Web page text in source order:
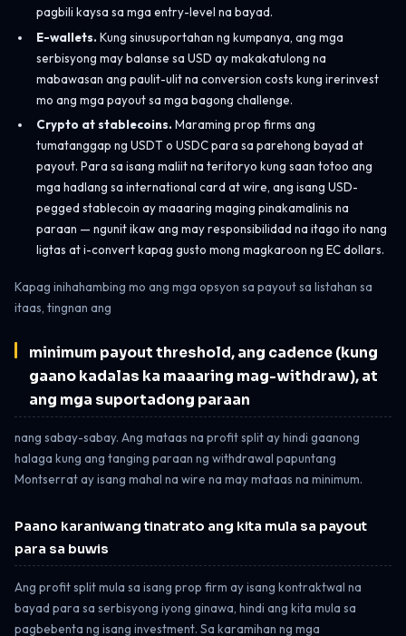
pagbili kaysa sa mga entry-level na bayad.
E-wallets. Kung sinusuportahan ng kumpanya, ang mga
serbisyong may balanse sa USD ay makakatulong na
mabawasan ang paulit-ulit na conversion costs kung irerinvest
mo ang mga payout sa mga bagong challenge.
Crypto at stablecoins. Maraming prop firms ang
tumatanggap ng USDT o USDC para sa parehong bayad at
payout. Para sa isang maliit na teritoryo kung saan totoo ang
mga hadlang sa international card at wire, ang isang USD-
pegged stablecoin ay maaaring maging pinakamalinis na
paraan — ngunit ikaw ang may responsibilidad na itago ito nang
ligtas at i-convert kapag gusto mong magkaroon ng EC dollars.
Kapag inihahambing mo ang mga opsyon sa payout sa listahan sa
itaas, tingnan ang
minimum payout threshold, ang cadence (kung
gaano kadalas ka maaaring mag-withdraw), at
ang mga suportadong paraan
nang sabay-sabay. Ang mataas na profit split ay hindi gaanong
halaga kung ang tanging paraan ng withdrawal papuntang
Montserrat ay isang mahal na wire na may mataas na minimum.
Paano karaniwang tinatrato ang kita mula sa payout
para sa buwis
Ang profit split mula sa isang prop firm ay isang kontraktwal na
bayad para sa serbisyong iyong ginawa, hindi ang kita mula sa
pagbebenta ng isang investment. Sa karamihan ng mga